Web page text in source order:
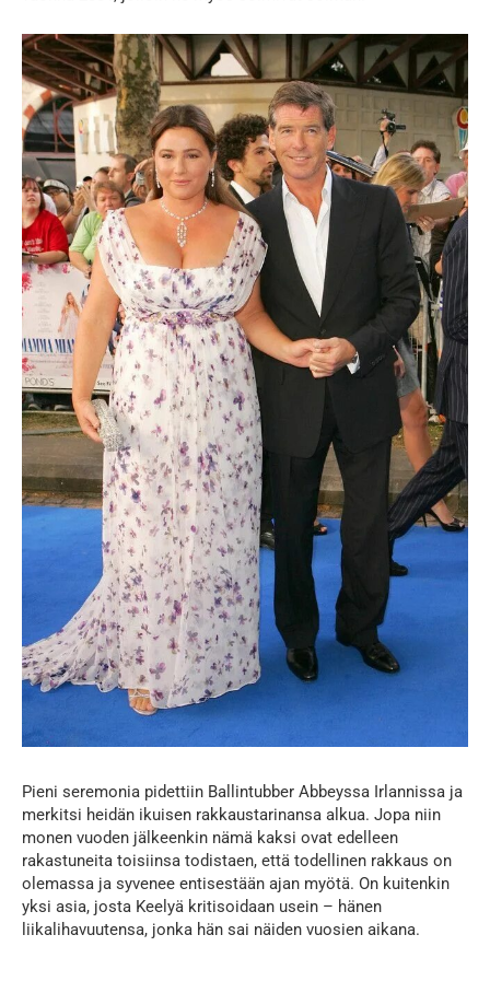
Pieni seremonia pidettiin Ballintubber Abbeyssa Irlannissa ja
merkitsi heidän ikuisen rakkaustarinansa alkua. Jopa niin
monen vuoden jälkeenkin nämä kaksi ovat edelleen
rakastuneita toisiinsa todistaen, että todellinen rakkaus on
olemassa ja syvenee entisestään ajan myötä. On kuitenkin
yksi asia, josta Keelyä kritisoidaan usein – hänen
liikalihavuutensa, jonka hän sai näiden vuosien aikana.